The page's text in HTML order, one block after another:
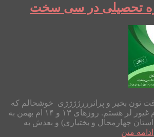
تحصیلی در سی سخت
وقت تون بخیر و پرانرررژژژژی خوشحالم که
این بار در خدمت مردم غیور لر هستم. روزهای ۱۳ و ۱۴ ام بهمن به
چهارمحال و بختیاری) و بعدش به
ادامه متن